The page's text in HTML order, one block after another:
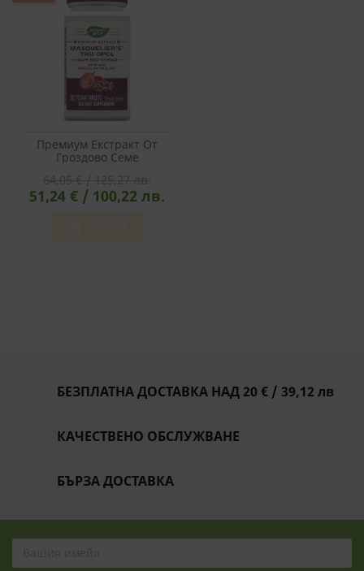
Премиум Екстракт От
Гроздово Семе
Зрението И Кожата, 90
Таблетки
51,24 € / 100,22 лв.
БЕЗПЛАТНА ДОСТАВКА НАД 20 € / 39,12 лв
КАЧЕСТВЕНО ОБСЛУЖВАНЕ
БЪРЗА ДОСТАВКА